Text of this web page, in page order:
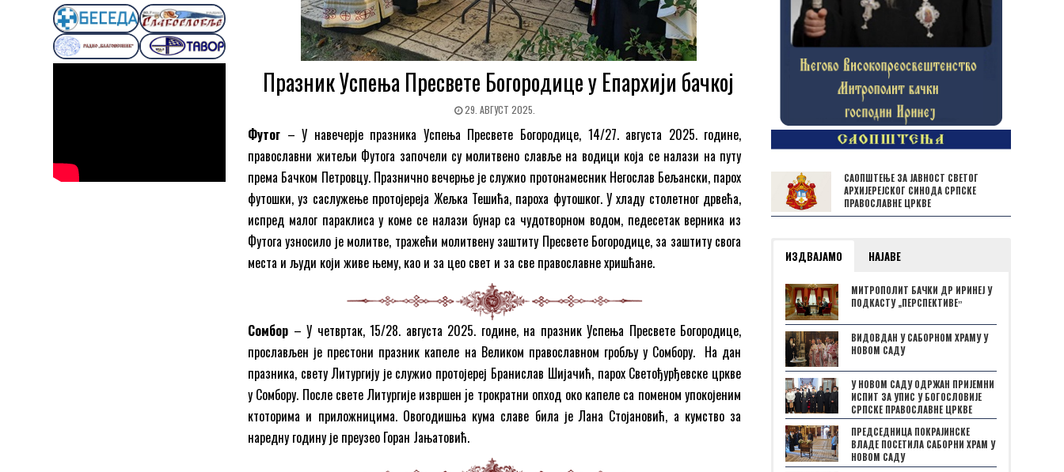
Празник Успења Пресвете Богородице у Епархији бачкој
29. АВГУСТ 2025.
Футог – У навечерје празника Успења Пресвете Богородице, 14/27. августа 2025. године,
православни житељи Футога започели су молитвено славље на водици која се налази на путу
према Бачком Петровцу. Празнично вечерње је служио протонамесник Негослав Бељански, парох
футошки, уз саслужење протојереја Жељка Тешића, пароха футошког. У хладу столетног дрвећа,
испред малог параклиса у коме се налази бунар са чудотворном водом, педесетак верника из
Футога узносило је молитве, тражећи молитвену заштиту Пресвете Богородице, за заштиту свога
места и људи који живе њему, као и за цео свет и за све православне хришћане.
Сомбор – У четвртак, 15/28. августа 2025. године, на празник Успења Пресвете Богородице,
прослављен је престони празник капеле на Великом православном гробљу у Сомбору. На дан
празника, свету Литургију је служио протојереј Бранислав Шијачић, парох Светођурђевске цркве
у Сомбору. После свете Литургије извршен je трократни опход око капеле са поменом упокојеним
ктоторима и приложницима. Овогодишња кума славе била је Лана Стојановић, а кумство за
наредну годину је преузео Горан Јањатовић.
САОПШТЕЊЕ ЗА ЈАВНОСТ СВЕТОГ
АРХИЈЕРЕЈСКОГ СИНОДА СРПСКЕ
ПРАВОСЛАВНЕ ЦРКВЕ
ИЗДВАЈАМО НАЈАВЕ
МИТРОПОЛИТ БАЧКИ ДР ИРИНЕЈ У
ПОДКАСТУ „ПЕРСПЕКТИВЕˮ
ВИДОВДАН У САБОРНОМ ХРАМУ У
НОВОМ САДУ
У НОВОМ САДУ ОДРЖАН ПРИЈЕМНИ
ИСПИТ ЗА УПИС У БОГОСЛОВИЈЕ
СРПСКЕ ПРАВОСЛАВНЕ ЦРКВЕ
ПРЕДСЕДНИЦА ПОКРАЈИНСКЕ
ВЛАДЕ ПОСЕТИЛА САБОРНИ ХРАМ У
НОВОМ САДУ